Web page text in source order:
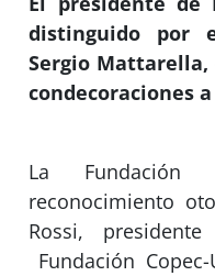
distinguido por
Sergio Mattarella,
condecoraciones
La Fundación
reconocimiento
Rossi,
Fundación